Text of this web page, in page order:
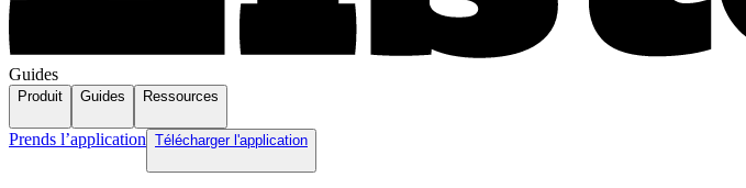
Guides
Produit Guides Ressources
Prends l’application Télécharger l'application